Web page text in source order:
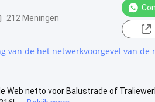
212 Meningen
van de het netwerkvoorgevel van de
Web netto voor Balustrade of